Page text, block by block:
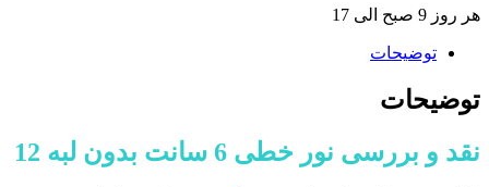
هر روز 9 صبح الی 17
توضیحات
توضیحات
نقد و بررسی نور خطی 6 سانت بدون لبه 12